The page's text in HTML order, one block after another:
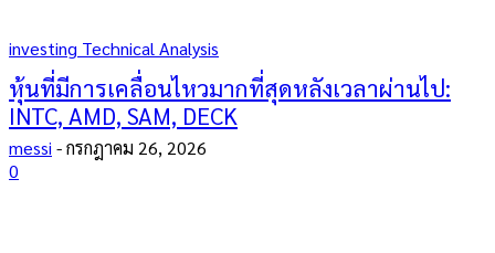
investing Technical Analysis
หุ้นที่มีการเคลื่อนไหวมากที่สุดหลังเวลาผ่านไป:
INTC, AMD, SAM, DECK
messi -กรกฎาคม 26, 2026
0